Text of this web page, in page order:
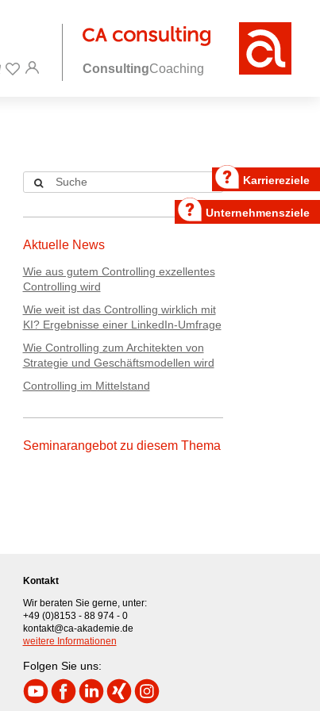
ConsultingCoaching
Karriereziele
Unternehmensziele
Aktuelle News
Wie aus gutem Controlling exzellentes
Controlling wird
Wie weit ist das Controlling wirklich mit
KI? Ergebnisse einer LinkedIn-Umfrage
Wie Controlling zum Architekten von
Strategie und Geschäftsmodellen wird
Controlling im Mittelstand
Seminarangebot zu diesem Thema
Kontakt
Wir beraten Sie gerne, unter:
+49 (0)8153 - 88 974 - 0
kontakt@ca-akademie.de
weitere Informationen
Folgen Sie uns: